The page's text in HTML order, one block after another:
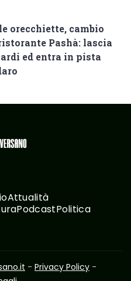
orecchiette, cambio
Pashà: lascia
ed entra in pista
Attualità
PodcastPolitica
- Privacy Policy -